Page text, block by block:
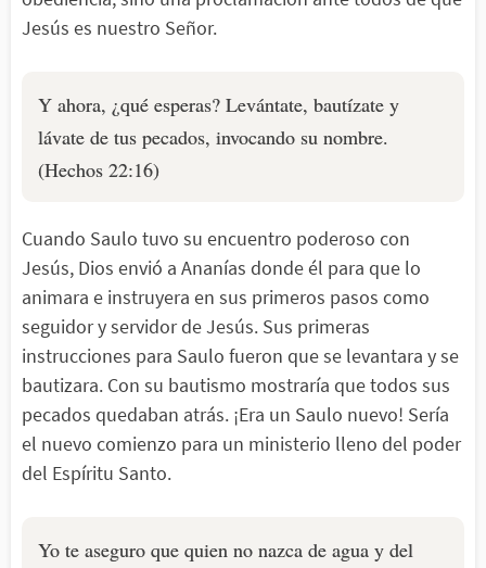
Jesús es nuestro Señor.
Y ahora, ¿qué esperas? Levántate, bautízate y
lávate de tus pecados, invocando su nombre.
(Hechos 22:16)
Cuando Saulo tuvo su encuentro poderoso con
Jesús, Dios envió a Ananías donde él para que lo
animara e instruyera en sus primeros pasos como
seguidor y servidor de Jesús. Sus primeras
instrucciones para Saulo fueron que se levantara y se
bautizara. Con su bautismo mostraría que todos sus
pecados quedaban atrás. ¡Era un Saulo nuevo! Sería
el nuevo comienzo para un ministerio lleno del poder
del Espíritu Santo.
Yo te aseguro que quien no nazca de agua y del